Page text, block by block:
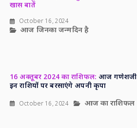
खास बातें
October 16, 2024
आज जिनका जन्मदिन है
16 अक्तूबर 2024 का राशिफल: आज गणेशजी
इन राशियों पर बरसाएंगे अपनी कृपा
October 16, 2024 आज का राशिफल